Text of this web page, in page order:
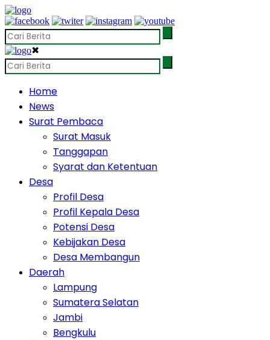
✖
Home
News
Surat Pembaca
Surat Masuk
Tanggapan
Syarat dan Ketentuan
Desa
Profil Desa
Profil Kepala Desa
Potensi Desa
Kebijakan Desa
Desa Membangun
Daerah
Lampung
Sumatera Selatan
Jambi
Bengkulu